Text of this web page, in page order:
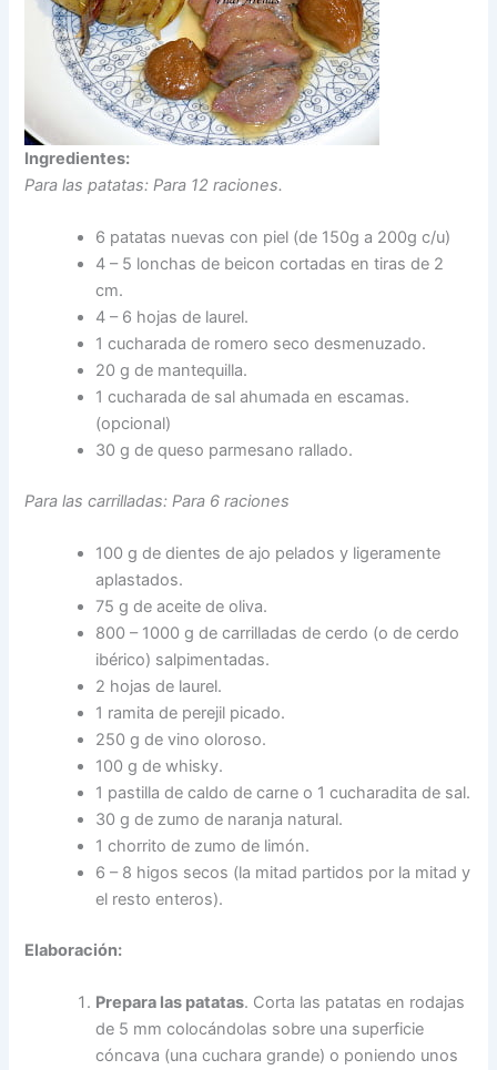
Ingredientes:
Para las patatas: Para 12 raciones.
6 patatas nuevas con piel (de 150g a 200g c/u)
4 – 5 lonchas de beicon cortadas en tiras de 2
cm.
4 – 6 hojas de laurel.
1 cucharada de romero seco desmenuzado.
20 g de mantequilla.
1 cucharada de sal ahumada en escamas.
(opcional)
30 g de queso parmesano rallado.
Para las carrilladas:Para 6 raciones
100 g de dientes de ajo pelados y ligeramente
aplastados.
75 g de aceite de oliva.
800 – 1000 g de carrilladas de cerdo (o de cerdo
ibérico) salpimentadas.
2 hojas de laurel.
1 ramita de perejil picado.
250 g de vino oloroso.
100 g de whisky.
1 pastilla de caldo de carne o 1 cucharadita de sal.
30 g de zumo de naranja natural.
1 chorrito de zumo de limón.
6 – 8 higos secos (la mitad partidos por la mitad y
el resto enteros).
Elaboración:
Prepara las patatas. Corta las patatas en rodajas
de 5 mm colocándolas sobre una superficie
cóncava (una cuchara grande) o poniendo unos